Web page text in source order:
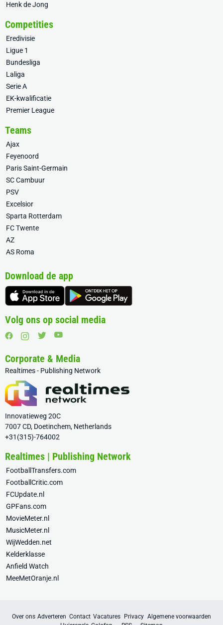
Henk de Jong
Competities
Eredivisie
Ligue 1
Bundesliga
Laliga
Serie A
EK-kwalificatie
Premier League
Teams
Ajax
Feyenoord
Paris Saint-Germain
SC Cambuur
PSV
Excelsior
Sparta Rotterdam
FC Twente
AZ
AS Roma
Download de app
Volg ons op social media
Corporate & Media
Realtimes - Publishing Network
Innovatieweg 20C
7007 CD, Doetinchem, Netherlands
+31(315)-764002
Realtimes | Publishing Network
FootballTransfers.com
FootballCritic.com
FCUpdate.nl
GPFans.com
MovieMeter.nl
MusicMeter.nl
WijWedden.net
Kelderklasse
Anfield Watch
MeeMetOranje.nl
Over ons Adverteren Contact Vacatures Privacy Algemene voorwaarden